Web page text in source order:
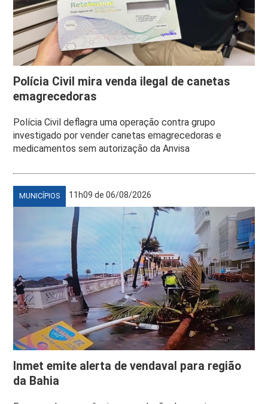
Polícia Civil mira venda ilegal de canetas
emagrecedoras
Polícia Civil deflagra uma operação contra grupo
investigado por vender canetas emagrecedoras e
medicamentos sem autorização da Anvisa
MUNICÍPIOS 11h09 de 06/08/2026
Inmet emite alerta de vendaval para região
da Bahia